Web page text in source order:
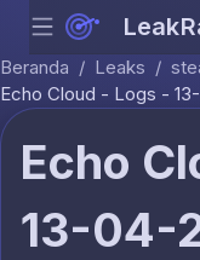
Menu
Beranda / Leaks /
Echo Cloud - Logs -
Echo
13-04-